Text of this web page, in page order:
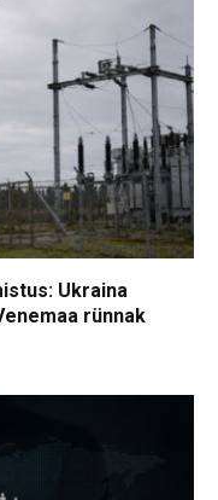
Ukraina
rünnak